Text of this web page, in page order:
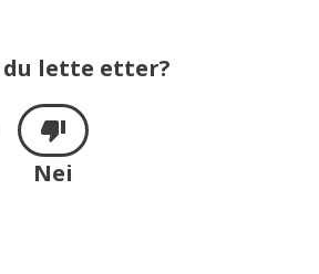
du lette etter?
Nei